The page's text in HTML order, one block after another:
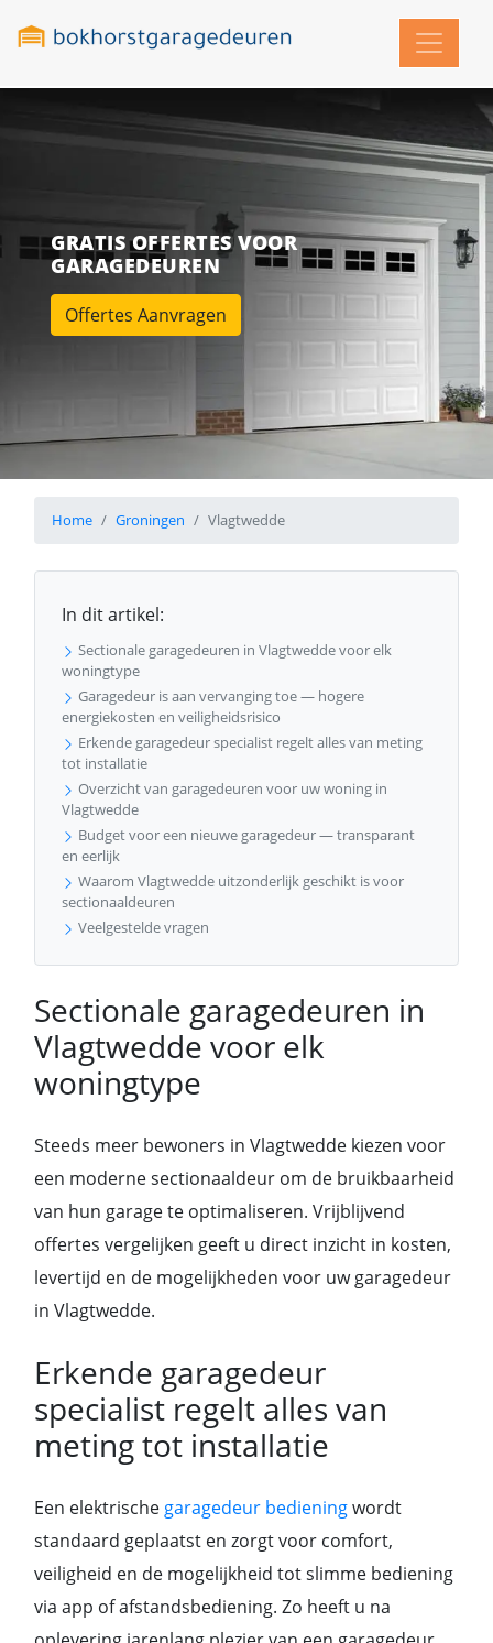
GRATIS OFFERTES VOOR
GARAGEDEUREN
Offertes Aanvragen
Home Groningen Vlagtwedde
In dit artikel:
Sectionale garagedeuren in Vlagtwedde voor elk
woningtype
Garagedeur is aan vervanging toe — hogere
energiekosten en veiligheidsrisico
Erkende garagedeur specialist regelt alles van meting
tot installatie
Overzicht van garagedeuren voor uw woning in
Vlagtwedde
Budget voor een nieuwe garagedeur — transparant
en eerlijk
Waarom Vlagtwedde uitzonderlijk geschikt is voor
sectionaaldeuren
Veelgestelde vragen
Sectionale garagedeuren in
Vlagtwedde voor elk
woningtype
Steeds meer bewoners in Vlagtwedde kiezen voor
een moderne sectionaaldeur om de bruikbaarheid
van hun garage te optimaliseren. Vrijblijvend
offertes vergelijken geeft u direct inzicht in kosten,
levertijd en de mogelijkheden voor uw garagedeur
in Vlagtwedde.
Erkende garagedeur
specialist regelt alles van
meting tot installatie
Een elektrische garagedeur bedieningwordt
standaard geplaatst en zorgt voor comfort,
veiligheid en de mogelijkheid tot slimme bediening
via app of afstandsbediening. Zo heeft u na